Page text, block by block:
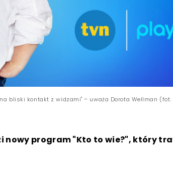
bliski kontakt z widzami" – uważa Dorota Wellman (fot.
nowy program "Kto to wie?", który